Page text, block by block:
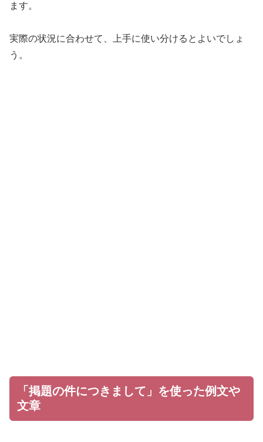
ます。
実際の状況に合わせて、上手に使い分けるとよいでしょ
う。
「掲題の件につきまして」を使った例文や
文章